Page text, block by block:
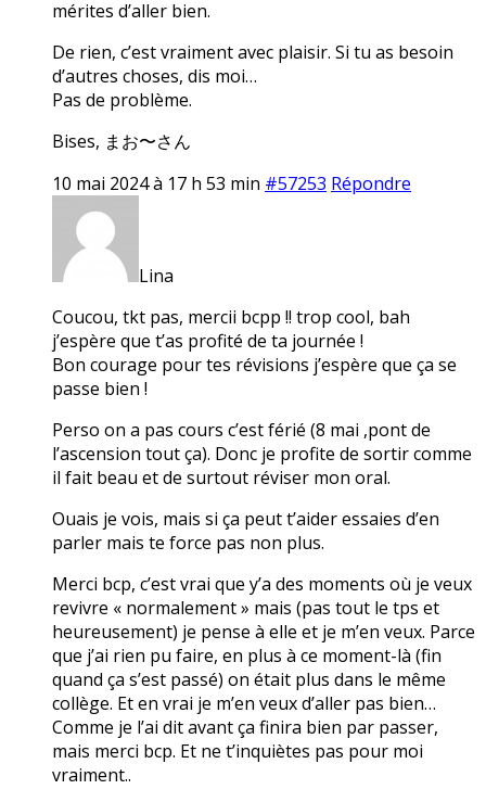
mérites d’aller bien.
De rien, c’est vraiment avec plaisir. Si tu as besoin
d’autres choses, dis moi…
Pas de problème.
Bises, まお〜さん
10 mai 2024 à 17 h 53 min #57253 Répondre
Lina
Coucou, tkt pas, mercii bcpp !! trop cool, bah
j’espère que t’as profité de ta journée !
Bon courage pour tes révisions j’espère que ça se
passe bien !
Perso on a pas cours c’est férié (8 mai ,pont de
l’ascension tout ça). Donc je profite de sortir comme
il fait beau et de surtout réviser mon oral.
Ouais je vois, mais si ça peut t’aider essaies d’en
parler mais te force pas non plus.
Merci bcp, c’est vrai que y’a des moments où je veux
revivre « normalement » mais (pas tout le tps et
heureusement) je pense à elle et je m’en veux. Parce
que j’ai rien pu faire, en plus à ce moment-là (fin
quand ça s’est passé) on était plus dans le même
collège. Et en vrai je m’en veux d’aller pas bien…
Comme je l’ai dit avant ça finira bien par passer,
mais merci bcp. Et ne t’inquiètes pas pour moi
vraiment..